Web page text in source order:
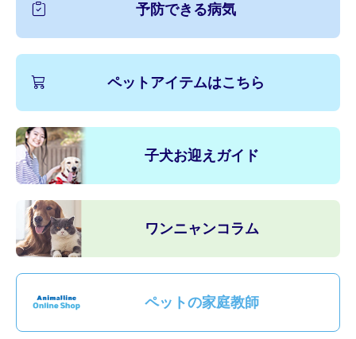
予防できる病気
ペットアイテムはこちら
子犬お迎えガイド
ワンニャンコラム
ペットの家庭教師